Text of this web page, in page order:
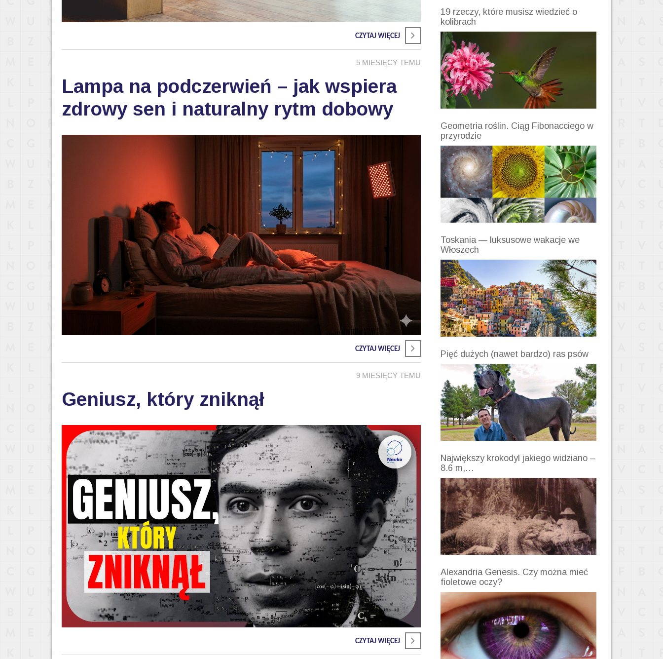
CZYTAJ WIĘCEJ
5 MIESIĘCY TEMU
Lampa na podczerwień – jak wspiera
zdrowy sen i naturalny rytm dobowy
CZYTAJ WIĘCEJ
9 MIESIĘCY TEMU
Geniusz, który zniknął
CZYTAJ WIĘCEJ
19 rzeczy, które musisz wiedzieć o
kolibrach
Geometria roślin. Ciąg Fibonacciego w
przyrodzie
Toskania — luksusowe wakacje we
Włoszech
Pięć dużych (nawet bardzo) ras psów
Największy krokodyl jakiego widziano –
8.6 m,…
Alexandria Genesis. Czy można mieć
fioletowe oczy?